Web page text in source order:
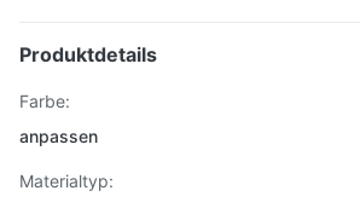
Produktdetails
Farbe:
anpassen
Materialtyp: